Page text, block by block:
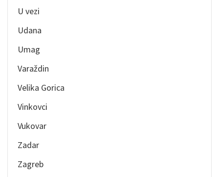
U vezi
Udana
Umag
Varaždin
Velika Gorica
Vinkovci
Vukovar
Zadar
Zagreb